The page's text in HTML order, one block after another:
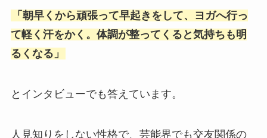
「朝早くから頑張って早起きをして、ヨガへ行っ
て軽く汗をかく。体調が整ってくると気持ちも明
るくなる」
とインタビューでも答えています。
人見知りをしない性格で、芸能界でも交友関係の